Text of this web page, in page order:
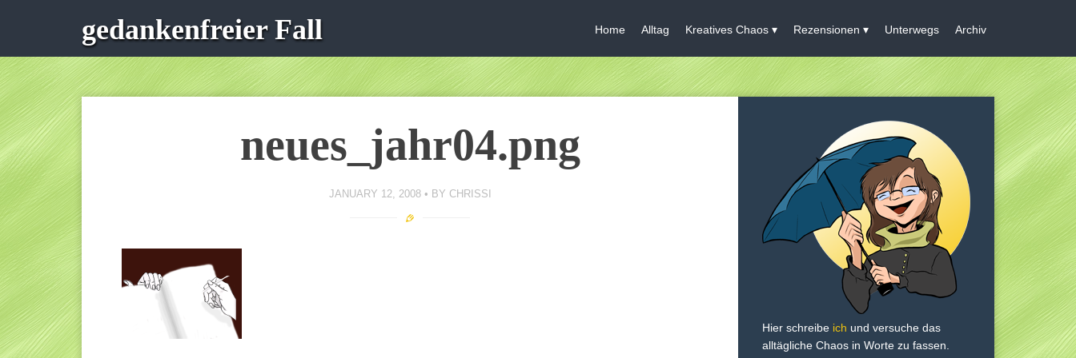
gedankenfreier Fall Home Alltag Kreatives Chaos Rezensionen Unterwegs Archiv
neues_jahr04.png
JANUARY 12, 2008 BY CHRISSI
Hier schreibe ich und versuche das
alltägliche Chaos in Worte zu fassen.